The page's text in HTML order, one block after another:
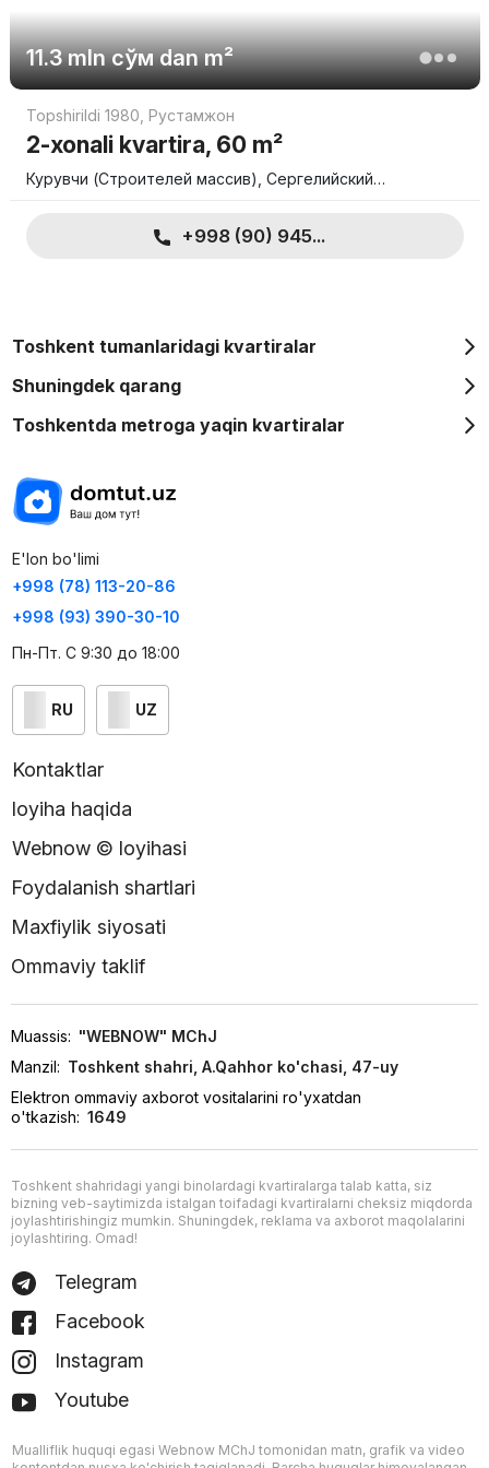
4-kompant 173 dan 184 kvadrat metrgacha va qiymati 1 554 300
000 so'mgacha.
Siz 24 oygacha bo'lib-bo'lib uy sotib olishingiz mumkin. Batafsil
ma'lumot uchun, iltimos, ishlab chiqaruvchiga murojaat qiling.
11.3 mln сўмdan m²
Topshirildi 1980 Рустамжон
2-xonali kvartira, 60 m²
Курувчи (Строителей массив), Сергелийский…
+998 (90) 945...
Toshkent tumanlaridagi kvartiralar
Shuningdek qarang
Toshkentda metroga yaqin kvartiralar
E'lon bo'limi
+998 (78) 113-20-86
+998 (93) 390-30-10
Пн-Пт. С 9:30 до 18:00
RU UZ
Kontaktlar
loyiha haqida
Webnow © loyihasi
Foydalanish shartlari
Maxfiylik siyosati
Ommaviy taklif
Muassis: "WEBNOW" MChJ
Manzil: Toshkent shahri, A.Qahhor ko'chasi, 47-uy
Elektron ommaviy axborot vositalarini ro'yxatdan
o'tkazish: 1649
Toshkent shahridagi yangi binolardagi kvartiralarga talab katta, siz
bizning veb-saytimizda istalgan toifadagi kvartiralarni cheksiz miqdorda
joylashtirishingiz mumkin. Shuningdek, reklama va axborot maqolalarini
joylashtiring. Omad!
Telegram
Facebook
Instagram
Youtube
Mualliflik huquqi egasi Webnow MChJ tomonidan matn, grafik va video